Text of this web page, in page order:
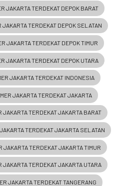
JAKARTA TERDEKAT DEPOK BARAT
JAKARTA TERDEKAT DEPOK SELATAN
JAKARTA TERDEKAT DEPOK TIMUR
JAKARTA TERDEKAT DEPOK UTARA
JAKARTA TERDEKAT INDONESIA
JAKARTA TERDEKAT JAKARTA
JAKARTA TERDEKAT JAKARTA BARAT
TERDEKAT JAKARTA SELATAN
JAKARTA TERDEKAT JAKARTA TIMUR
JAKARTA TERDEKAT JAKARTA UTARA
JAKARTA TERDEKAT TANGERANG